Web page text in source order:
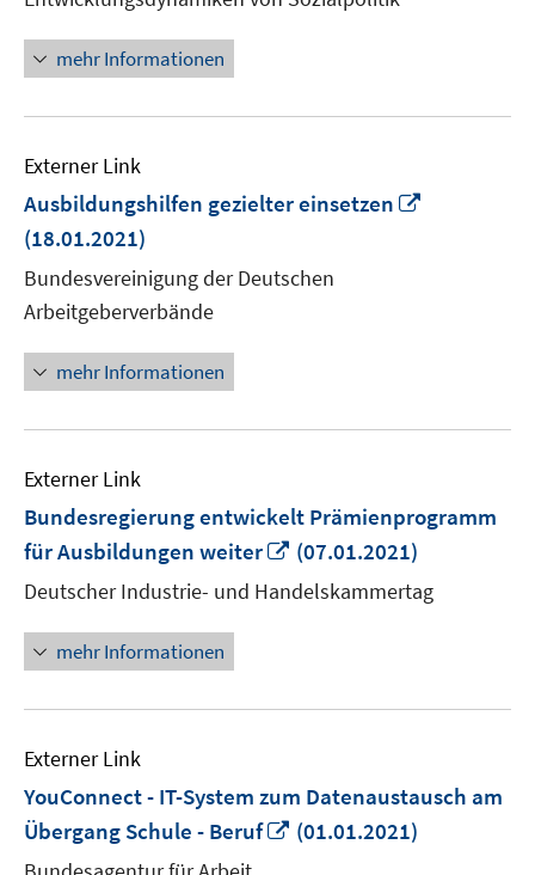
öffnen
mehr Informationen
Externer Link
Ausbildungshilfen gezielter einsetzen
(18.01.2021)
Bundesvereinigung der Deutschen
Arbeitgeberverbände
mehr Informationen
Externer Link
Bundesregierung entwickelt Prämienprogramm
für Ausbildungen weiter
In
neuem
Fenster
(07.01.2021)
Deutscher Industrie- und Handelskammertag
mehr Informationen
Externer Link
YouConnect - IT-System zum Datenaustausch am
Übergang Schule - Beruf
In
(01.01.2021)